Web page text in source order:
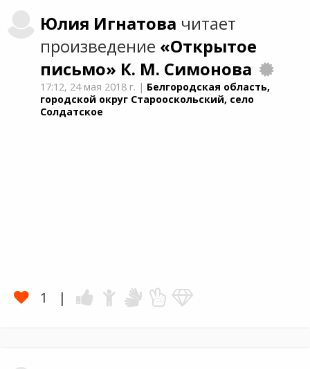
Юлия Игнатова читает
произведение «Открытое
письмо» К. М. Симонова
17:12, 24 мая 2018 г. | Белгородская область,
городской округ Старооскольский, село
Солдатское
1